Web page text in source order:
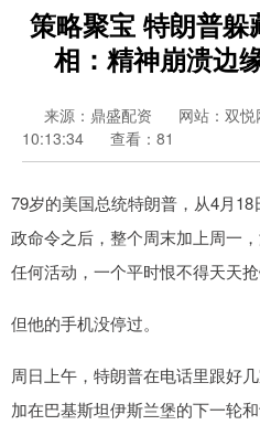
策略聚宝 特朗普
相：精神崩溃边
来源：鼎盛配资 网站：双悦
10:13:34
查看：81
79岁的美国总统特朗普，从4月
政命令之后，整个周末加上周一
任何活动，一个平时恨不得天天
但他的手机没停过。
周日上午，特朗普在电话里跟好
加在巴基斯坦伊斯兰堡的下一轮